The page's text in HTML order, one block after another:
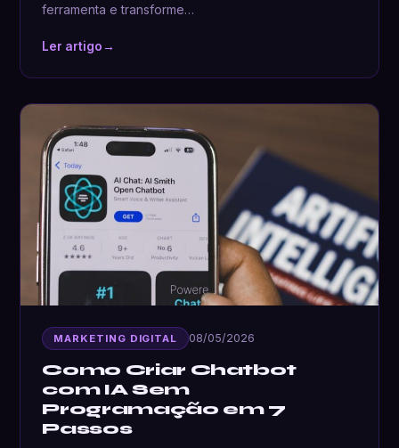
ferramenta e transforme…
Ler artigo→
MARKETING DIGITAL 08/05/2026
Como Criar Chatbot
com IA Sem
Programação em 7
Passos